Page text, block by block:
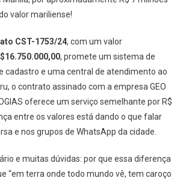
valor mariliense!
CST-1753/24, com um valor
, promete um sistema de
cadastro e uma central de atendimento ao
o contrato assinado com a empresa GEO
oferece um serviço semelhante por R$
entre os valores está dando o que falar
e nos grupos de WhatsApp da cidade.
e muitas dúvidas: por que essa diferença
“em terra onde todo mundo vê, tem caroço